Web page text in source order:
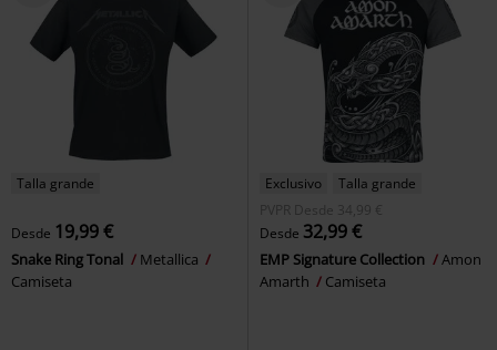
Talla grande
Desde 19,99 €
Snake Ring Tonal
Metallica
Camiseta
Exclusivo
Talla grande
PVPR
Desde 34,99 €
Desde 32,99 €
EMP Signature Collection
Amon
Amarth
Camiseta